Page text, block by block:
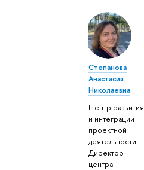
Степанова
Анастасия
Николаевна
Центр развития
и интеграции
проектной
деятельности:
Директор
центра